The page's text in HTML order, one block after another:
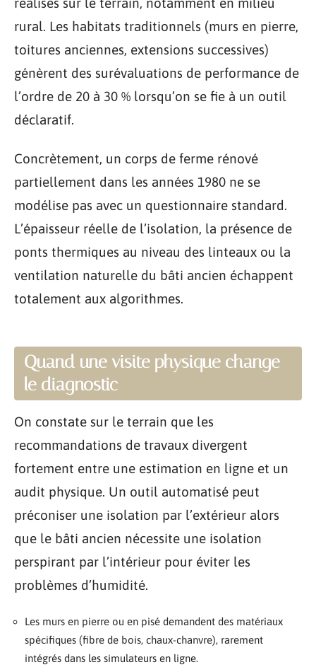
rural. Les habitats traditionnels (murs en pierre,
toitures anciennes, extensions successives)
génèrent des surévaluations de performance de
l’ordre de 20 à 30 % lorsqu’on se fie à un outil
déclaratif.
Concrètement, un corps de ferme rénové
partiellement dans les années 1980 ne se
modélise pas avec un questionnaire standard.
L’épaisseur réelle de l’isolation, la présence de
ponts thermiques au niveau des linteaux ou la
ventilation naturelle du bâti ancien échappent
totalement aux algorithmes.
Quand une visite physique change
le diagnostic
On constate sur le terrain que les
recommandations de travaux divergent
fortement entre une estimation en ligne et un
audit physique. Un outil automatisé peut
préconiser une isolation par l’extérieur alors
que le bâti ancien nécessite une isolation
perspirant par l’intérieur pour éviter les
problèmes d’humidité.
Les murs en pierre ou en pisé demandent des matériaux
spécifiques (fibre de bois, chaux-chanvre), rarement
intégrés dans les simulateurs en ligne.